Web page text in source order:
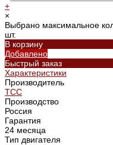
+
×
Выбрано максимальное
шт.
В корзину
Добавлено
Быстрый заказ
Характеристики
Производитель
ТСС
Производство
Россия
Гарантия
24 месяца
Тип двигателя